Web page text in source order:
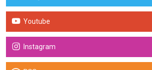
Youtube
Instagram